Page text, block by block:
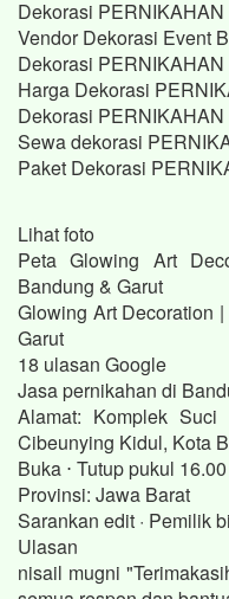
Dekorasi
Vendor Dekorasi Event
Dekorasi
Harga Dekorasi
Dekorasi
Sewa dekorasi
Paket Dekorasi
Lihat foto
Peta Glowing Art
Bandung & Garut
Glowing Art Decoration
Garut
18 ulasan Google
Jasa pernikahan di
Alamat: Komplek
Cibeunying Kidul, Kota
Buka ⋅ Tutup pukul 16.00
Provinsi: Jawa Barat
Sarankan edit · Pemilik
Ulasan
nisail mugni